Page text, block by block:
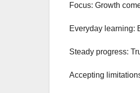
Focus: Growth
Everyday learning:
Steady progress:
Accepting